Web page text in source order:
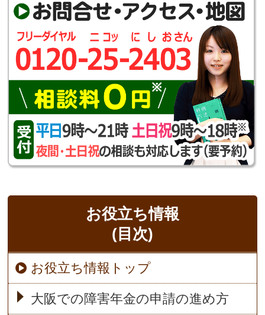
お役立ち情報
(目次)
お役立ち情報トップ
大阪での障害年金の申請の進め方